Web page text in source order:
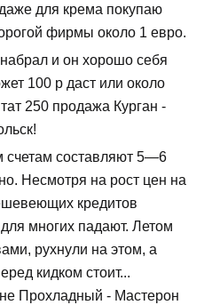
для крема покупаю
фирмы около 1 евро.
и он хорошо себя
100 р даст или около
250 продажа Курган -
счетам составляют 5—6
Несмотря на рост цен на
кредитов
многих падают. Летом
рухнули на этом, а
кидком стоит...
Прохладный - Мастерон